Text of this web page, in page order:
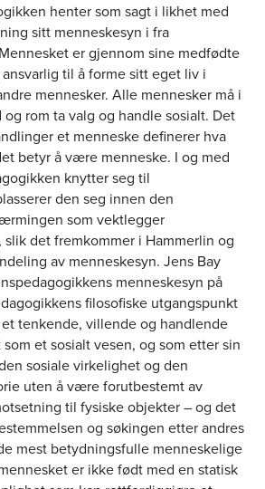
henter som sagt i likhet med
sitt menneskesyn i fra
er gjennom sine medfødte
til å forme sitt eget liv i
mennesker. Alle mennesker må i
rom ta valg og handle sosialt. Det
et menneske definerer hva
betyr å være menneske. I og med
knytter seg til
den seg innen den
som vektlegger
slik det fremkommer i Hammerlin og
av menneskesyn. Jens Bay
menneskesyn på
filosofiske utgangspunkt
tenkende, villende og handlende
et sosialt vesen, og som etter sin
sosiale virkelighet og den
uten å være forutbestemt av
til fysiske objekter – og det
og søkingen etter andres
mest betydningsfulle menneskelige
er ikke født med en statisk